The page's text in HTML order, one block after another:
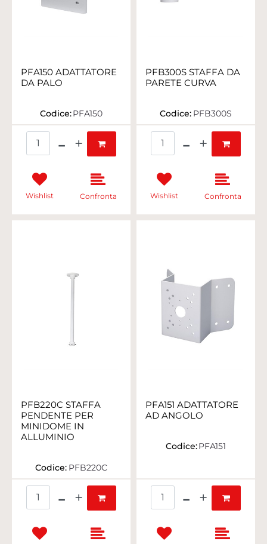
PFA150 ADATTATORE
DA PALO
Codice:PFA150
Wishlist Confronta
PFB300S STAFFA DA
PARETE CURVA
Codice: PFB300S
Wishlist Confronta
PFB220C STAFFA
PENDENTE PER
MINIDOME IN
ALLUMINIO
Codice: PFB220C
PFA151 ADATTATORE
AD ANGOLO
Codice:PFA151